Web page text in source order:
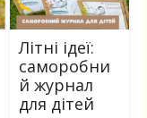
Літні ідеї:
саморобни
й журнал
для дітей